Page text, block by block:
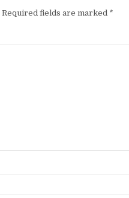
Required fields are marked *